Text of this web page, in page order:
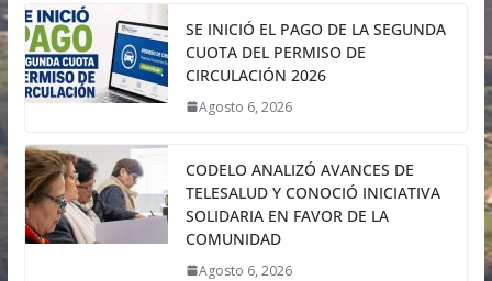
SE INICIÓ EL PAGO DE LA SEGUNDA
CUOTA DEL PERMISO DE
CIRCULACIÓN 2026
Agosto 6, 2026
CODELO ANALIZÓ AVANCES DE
TELESALUD Y CONOCIÓ INICIATIVA
SOLIDARIA EN FAVOR DE LA
COMUNIDAD
Agosto 6, 2026